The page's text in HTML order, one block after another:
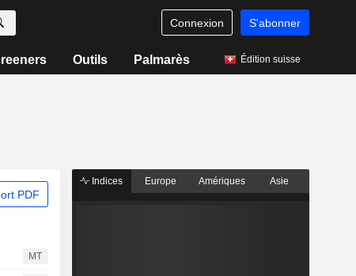
Connexion S'abonner
Outils Palmarès Édition suisse
PDF
MT
Indices Europe Amériques Asie